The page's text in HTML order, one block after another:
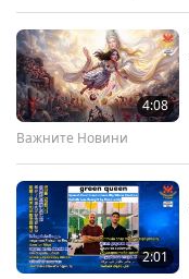
4:08
Важните Новини
2:01